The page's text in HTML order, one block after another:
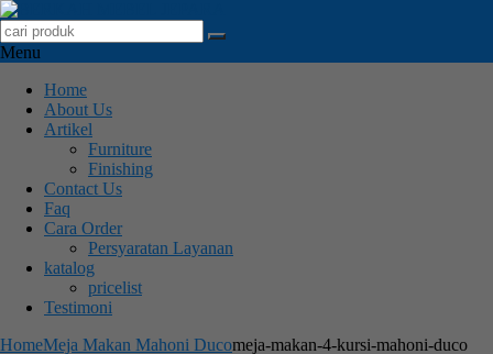
Menu
Home
About Us
Artikel
Furniture
Finishing
Contact Us
Faq
Cara Order
Persyaratan Layanan
katalog
pricelist
Testimoni
HomeMeja Makan Mahoni Ducomeja-makan-4-kursi-mahoni-duco